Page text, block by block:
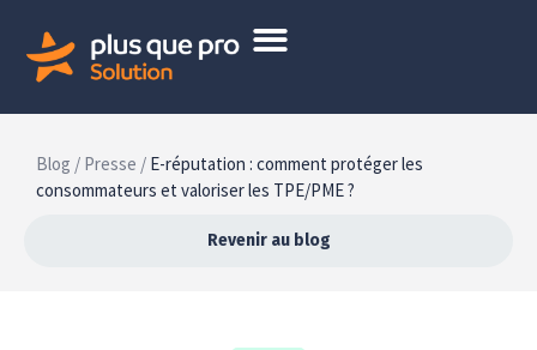
Blog / Presse / E-réputation : comment protéger les
consommateurs et valoriser les TPE/PME ?
Revenir au blog